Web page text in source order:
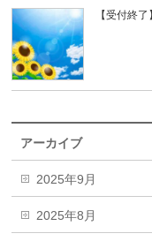
【受付終
アーカイブ
2025年9月
2025年8月